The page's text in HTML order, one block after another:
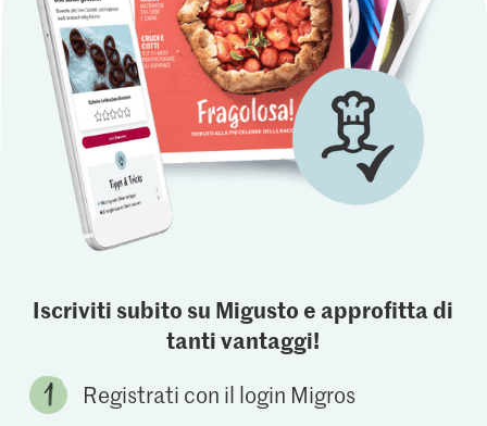
Iscriviti subito su Migusto e approfitta di
tanti vantaggi!
Registrati con il login Migros